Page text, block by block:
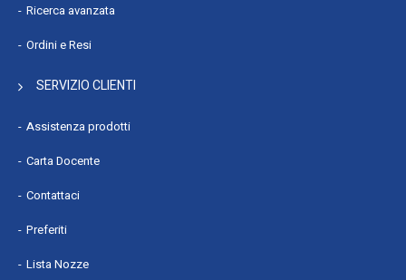
Ricerca avanzata
Ordini e Resi
SERVIZIO CLIENTI
Assistenza prodotti
Carta Docente
Contattaci
Preferiti
Lista Nozze